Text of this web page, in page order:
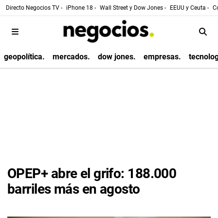
Directo Negocios TV - iPhone 18 - Wall Street y Dow Jones - EEUU y Ceuta -
geopolítica. mercados. dow jones. empresas.
OPEP+ abre el grifo: 188.000
barriles más en agosto